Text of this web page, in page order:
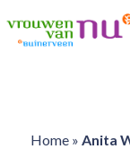
Home» Anita